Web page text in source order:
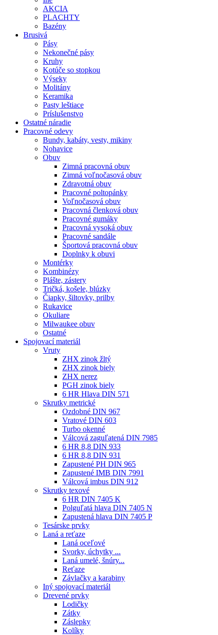
AKCIA
PLACHTY
Bazény
Brusivá
Pásy
Nekonečné pásy
Kruhy
Kotúče so stopkou
Výseky
Molitány
Keramika
Pasty leštiace
Príslušenstvo
Ostatné náradie
Pracovné odevy
Bundy, kabáty, vesty, mikiny
Nohavice
Obuv
Zimná pracovná obuv
Zimná voľnočasová obuv
Zdravotná obuv
Pracovné poltopánky
Voľnočasová obuv
Pracovná členková obuv
Pracovné gumáky
Pracovná vysoká obuv
Pracovné sandále
Športová pracovná obuv
Doplnky k obuvi
Montérky
Kombinézy
Plášte, zástery
Tričká, košele, blúzky
Čiapky, šiltovky, prilby
Rukavice
Okuliare
Milwaukee obuv
Ostatné
Spojovacímateriál
Vruty
ZHX zinok žltý
ZHX zinok biely
ZHX nerez
PGH zinok biely
6 HR Hlava DIN 571
Skrutky metrické
Ozdobné DIN 967
Vratové DIN 603
Turbo okenné
Válcová zaguľatená DIN 7985
6 HR 8,8 DIN 933
6 HR 8,8 DIN 931
Zapustené PH DIN 965
Zapustené IMB DIN 7991
Válcová imbus DIN 912
Skrutky texové
6 HR DIN 7405 K
Polguľatá hlava DIN 7405 N
Zapustená hlava DIN 7405 P
Tesárske prvky
Laná a reťaze
Laná oceľové
Svorky, úchytky ...
Laná umelé, šnúry...
Reťaze
Závlačky a karabiny
Iný spojovací materiál
Drevené prvky
Lodičky
Zátky
Záslepky
Kolíky